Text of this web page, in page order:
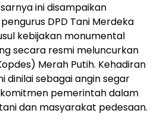
ini disampaikan
DPD Tani Merdeka
kebijakan monumental
secara resmi meluncurkan
Merah Putih. Kehadiran
dinilai sebagai angin segar
pemerintah dalam
dan masyarakat pedesaan.